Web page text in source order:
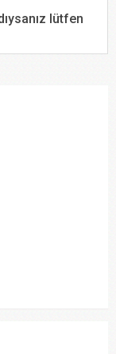
lütfen